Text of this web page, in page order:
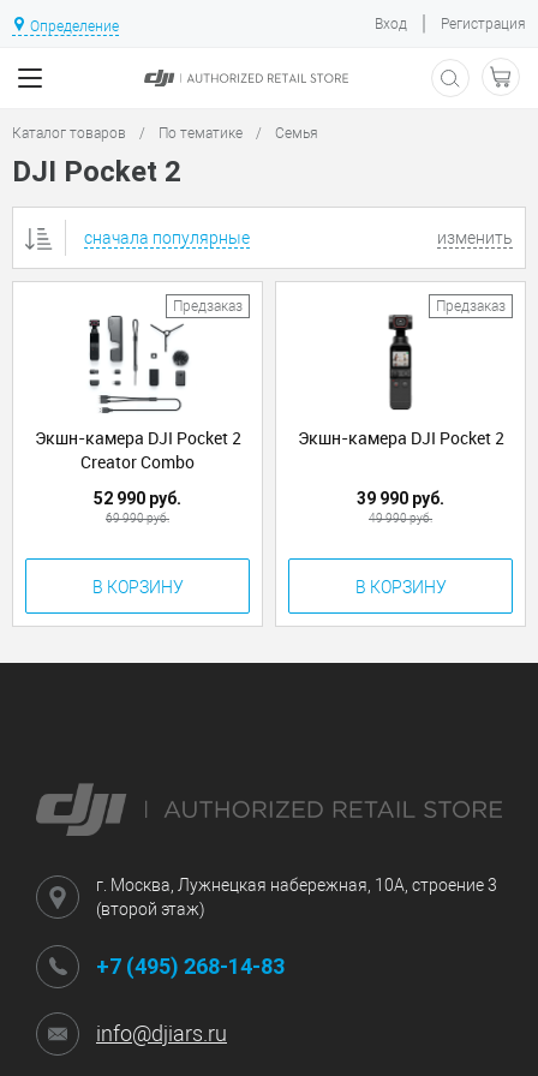
Определение Вход | Регистрация
Каталог товаров / По тематике / Семья
DJI Pocket 2
сначала популярные изменить
Предзаказ
Экшн-камера DJI Pocket 2
Creator Combo
52 990 руб.
69 990 руб.
В КОРЗИНУ
Предзаказ
Экшн-камера DJI Pocket 2
39 990 руб.
49 990 руб.
В КОРЗИНУ
г. Москва, Лужнецкая набережная, 10А, строение 3
(второй этаж)
+7 (495) 268-14-83
info@djiars.ru